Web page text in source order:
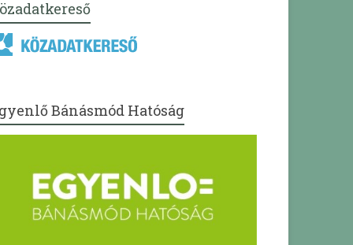
Bánásmód Hatóság